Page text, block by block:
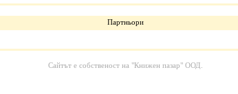
Партньори
Сайтът е собственост на "Книжен пазар" ООД